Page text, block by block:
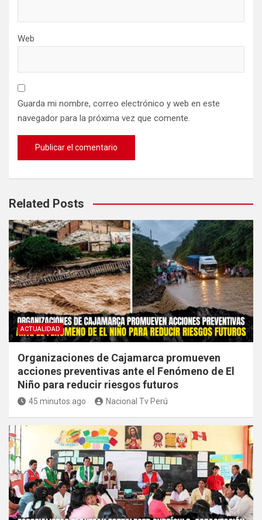
Web
Guarda mi nombre, correo electrónico y web en este
navegador para la próxima vez que comente.
Related Posts
ACTUALIDAD
Organizaciones de Cajamarca promueven
acciones preventivas ante el Fenómeno de El
Niño para reducir riesgos futuros
45 minutos ago Nacional Tv Perú